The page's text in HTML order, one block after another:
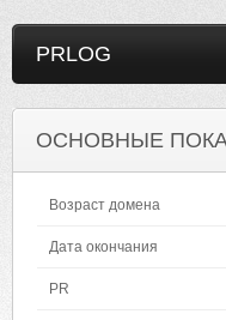
PRLOG
ОСНОВНЫЕ
Возраст домена
Дата окончания
PR